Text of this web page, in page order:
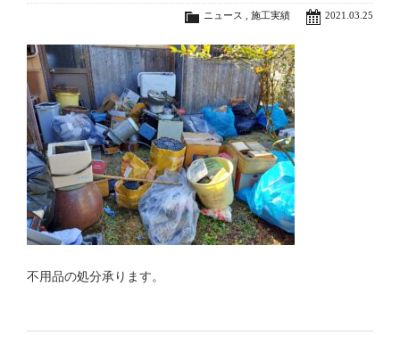
2021.03.25
ニュース 施工実績
不用品の処分承ります。